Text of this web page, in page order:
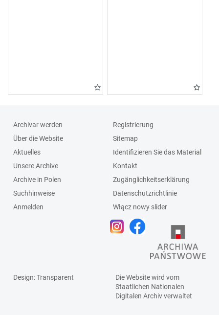
Archivar werden
Über die Website
Aktuelles
Unsere Archive
Archive in Polen
Suchhinweise
Anmelden
Registrierung
Sitemap
Identifizieren Sie das Material
Kontakt
Zugänglichkeitserklärung
Datenschutzrichtlinie
Włącz nowy slider
Design: Transparent
Die Website wird vom
Staatlichen Nationalen
Digitalen Archivverwaltet